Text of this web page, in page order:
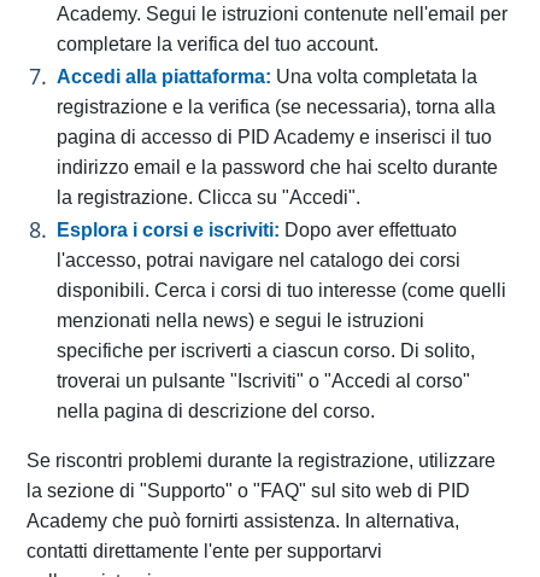
Academy. Segui le istruzioni contenute nell'email per
completare la verifica del tuo account.
Accedi alla piattaforma: Una volta completata la
registrazione e la verifica (se necessaria), torna alla
pagina di accesso di PID Academy e inserisci il tuo
indirizzo email e la password che hai scelto durante
la registrazione. Clicca su "Accedi".
Esplora i corsi e iscriviti: Dopo aver effettuato
l'accesso, potrai navigare nel catalogo dei corsi
disponibili. Cerca i corsi di tuo interesse (come quelli
menzionati nella news) e segui le istruzioni
specifiche per iscriverti a ciascun corso. Di solito,
troverai un pulsante "Iscriviti" o "Accedi al corso"
nella pagina di descrizione del corso.
Se riscontri problemi durante la registrazione, utilizzare
la sezione di "Supporto" o "FAQ" sul sito web di PID
Academy che può fornirti assistenza. In alternativa,
contatti direttamente l'ente per supportarvi